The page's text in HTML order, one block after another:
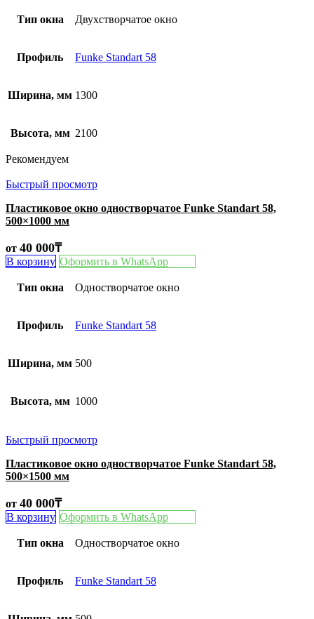
Тип окна Двухстворчатое окно
Профиль Funke Standart 58
Ширина, мм 1300
Высота, мм 2100
Рекомендуем
Быстрый просмотр
Пластиковое окно одностворчатое Funke Standart 58,
500×1000 мм
от 40 000₸
В корзину Оформить в WhatsApp
Тип окна Одностворчатое окно
Профиль Funke Standart 58
Ширина, мм 500
Высота, мм 1000
Быстрый просмотр
Пластиковое окно одностворчатое Funke Standart 58,
500×1500 мм
от 40 000₸
В корзину Оформить в WhatsApp
Тип окна Одностворчатое окно
Профиль Funke Standart 58